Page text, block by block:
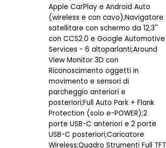
Apple CarPlay e Android Auto
(wireless e con cavo);Navigatore
satellitare con schermo da 12,3''
con CCS2.0 e Google Automotive
Services - 6 altoparlanti;Around
View Monitor 3D con
Riconoscimento oggetti in
movimento e sensori di
parcheggio anteriori e
posteriori;Full Auto Park + Flank
Protection (solo e-POWER);2
porte USB-C anteriori e 2 porte
USB-C posteriori;Caricatore
Wireless;Quadro Strumenti Full TFT